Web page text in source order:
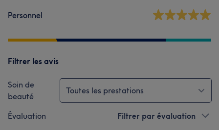
Personnel
Filtrer les avis
Soin de
beauté
Toutes les prestations
Évaluation Filtrer par évaluation